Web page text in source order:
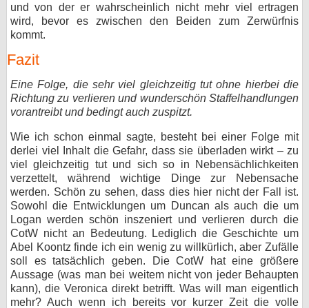
und von der er wahrscheinlich nicht mehr viel ertragen
wird, bevor es zwischen den Beiden zum Zerwürfnis
kommt.
Fazit
Eine Folge, die sehr viel gleichzeitig tut ohne hierbei die
Richtung zu verlieren und wunderschön Staffelhandlungen
vorantreibt und bedingt auch zuspitzt.
Wie ich schon einmal sagte, besteht bei einer Folge mit
derlei viel Inhalt die Gefahr, dass sie überladen wirkt – zu
viel gleichzeitig tut und sich so in Nebensächlichkeiten
verzettelt, während wichtige Dinge zur Nebensache
werden. Schön zu sehen, dass dies hier nicht der Fall ist.
Sowohl die Entwicklungen um Duncan als auch die um
Logan werden schön inszeniert und verlieren durch die
CotW nicht an Bedeutung. Lediglich die Geschichte um
Abel Koontz finde ich ein wenig zu willkürlich, aber Zufälle
soll es tatsächlich geben. Die CotW hat eine größere
Aussage (was man bei weitem nicht von jeder Behaupten
kann), die Veronica direkt betrifft. Was will man eigentlich
mehr? Auch wenn ich bereits vor kurzer Zeit die volle